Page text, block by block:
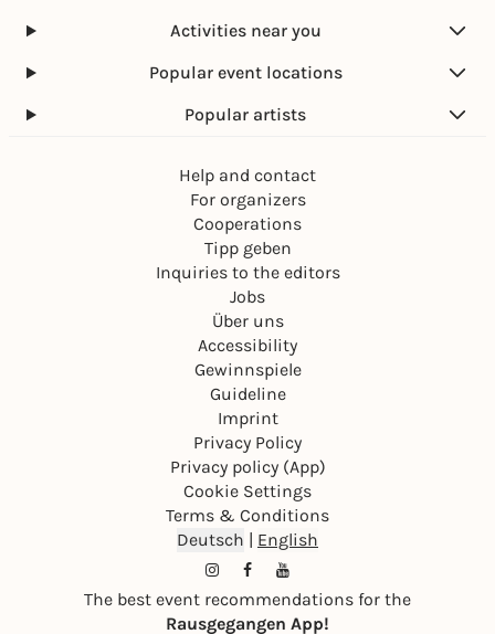
Activities near you
Popular event locations
Popular artists
Help and contact
For organizers
Cooperations
Tipp geben
Inquiries to the editors
Jobs
Über uns
Accessibility
Gewinnspiele
Guideline
Imprint
Privacy Policy
Privacy policy (App)
Cookie Settings
Terms & Conditions
Deutsch | English
The best event recommendations for the
Rausgegangen App!